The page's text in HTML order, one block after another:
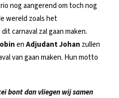
nog aangerend om toch nog
wereld zoals het
carnaval zal gaan maken.
enAdjudant Johan zullen
van gaan maken. Hun motto
bont dan vliegen wij samen